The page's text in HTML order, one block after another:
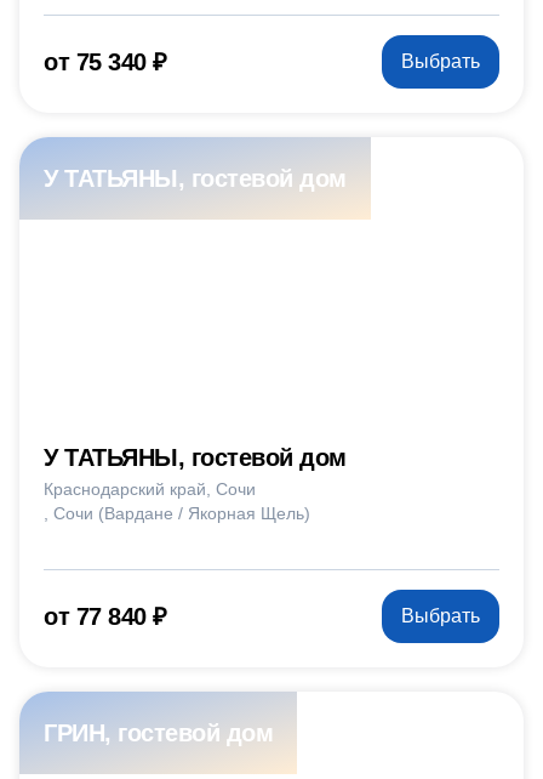
от 75 340 ₽ Выбрать
У ТАТЬЯНЫ, гостевой дом
У ТАТЬЯНЫ, гостевой дом
Краснодарский край Сочи
Сочи (Вардане / Якорная Щель)
от 77 840 ₽ Выбрать
ГРИН, гостевой дом